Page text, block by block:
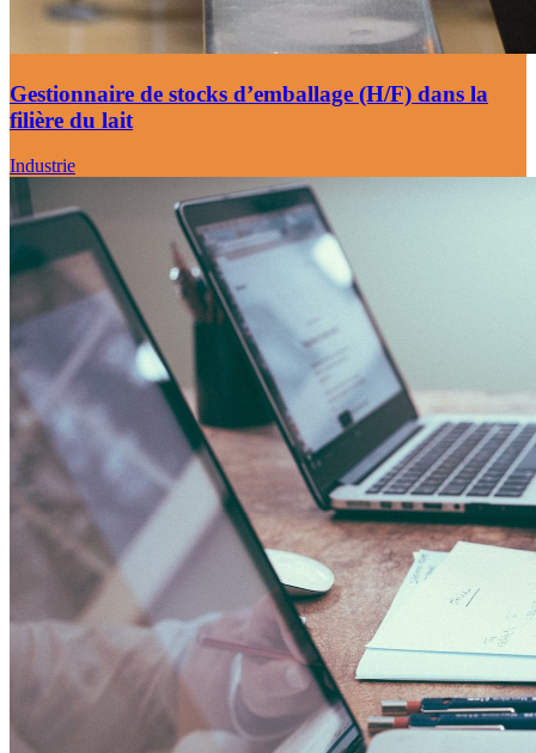
Gestionnaire de stocks d’emballage (H/F) dans la
filière du lait
Industrie